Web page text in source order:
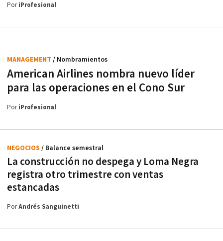
PoriProfesional
American Airlines nombra nuevo líder
para las operaciones en el Cono Sur
MANAGEMENT / Nombramientos
PoriProfesional
La construcción no despega y Loma Negra
registra otro trimestre con ventas
estancadas
NEGOCIOS / Balance semestral
PorAndrés Sanguinetti